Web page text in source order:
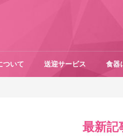
ついて 送迎サービス 食器
最新記